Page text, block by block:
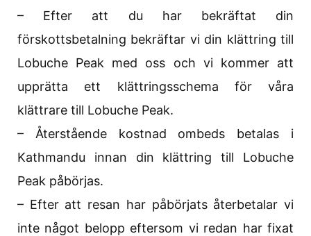
– Efter att du har bekräftat din
förskottsbetalning bekräftar vi din klättring till
Lobuche Peak med oss ​​och vi kommer att
upprätta ett klättringsschema för våra
klättrare till Lobuche Peak.
– Återstående kostnad ombeds betalas i
Kathmandu innan din klättring till Lobuche
Peak påbörjas.
– Efter att resan har påbörjats återbetalar vi
inte något belopp eftersom vi redan har fixat